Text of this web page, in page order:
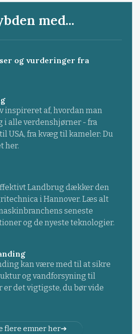
med...
og vurderinger fra
inspireret af, hvordan man
i alle verdenshjørner - fra
USA, fra kvæg til kameler: Du
her.
Landbrug dækker den
i Hannover. Læs alt
seneste
og de nyeste teknologier.
kan være med til at sikre
og vandforsyning til
er det vigtigste, du bør vide
flere emner her